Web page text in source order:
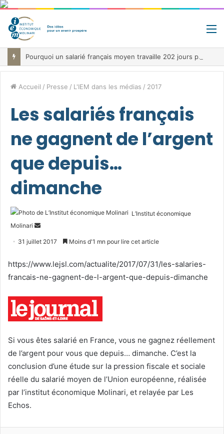
Pourquoi un salarié français moyen travaille 202 jours par an pour financer impôts et cotisations, un record dans toute l’Union européenne
Accueil / Presse / L'IEM dans les médias / 2017
Les salariés français
ne gagnent de l’argent
que depuis…
dimanche
L’Institut économique
Molinari
Envoyer
31 juillet 2017 Moins d'1 mn pour lire cet article
https://www.lejsl.com/actualite/2017/07/31/les-salaries-
francais-ne-gagnent-de-l-argent-que-depuis-dimanche
Si vous êtes salarié en France, vous ne gagnez réellement
de l’argent pour vous que depuis… dimanche. C’est la
conclusion d’une étude sur la pression fiscale et sociale
réelle du salarié moyen de l’Union européenne, réalisée
par l’institut économique Molinari, et relayée par Les
Echos.